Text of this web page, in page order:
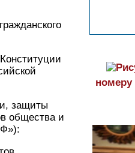
защиты
общества и
номеру